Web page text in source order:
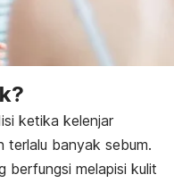
ketika kelenjar
terlalu banyak sebum.
berfungsi melapisi kulit